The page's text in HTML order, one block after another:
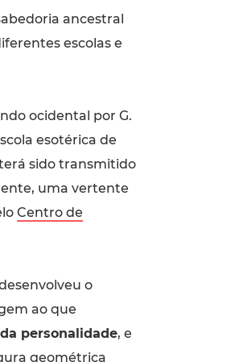
ancestral
escolas e
ocidental por G.
esotérica de
sido transmitido
uma vertente
Centro de
o
ao que
personalidade, e
geométrica